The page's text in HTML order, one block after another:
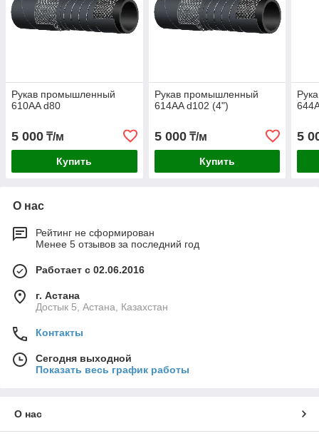
Рукав промышленный
610AA d80
5 000 ₸/м
Купить
Рукав промышленный
614AA d102 (4")
5 000₸/м
Купить
5
О нас
Рейтинг не сформирован
Менее 5 отзывов за последний год
Работает с 02.06.2016
г. Астана
Достык 5, Астана, Казахстан
Контакты
Сегодня выходной
Показать весь график работы
О нас